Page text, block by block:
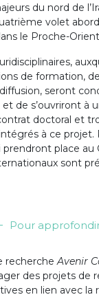
du nord de
volet
le Proche-
de formation,
seront
de s’ouvriront à
doctoral et
à ce projet.
prendront place au
sont
Pour
rechercheAvenir
des projets de
en lien avec la